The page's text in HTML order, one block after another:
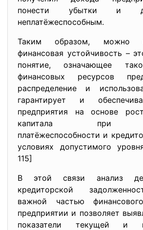
понести убытки и
неплатёжеспособным.
Таким образом, можно
финансовая устойчивость –
понятие, означающее
финансовых ресурсов
распределение и
гарантирует и
предприятия на основе
капитала при
платёжеспособности и
условиях допустимого
115]
В этой связи анализ
кредиторской
важной частью
предприятии и позволяет
показатели текущей и